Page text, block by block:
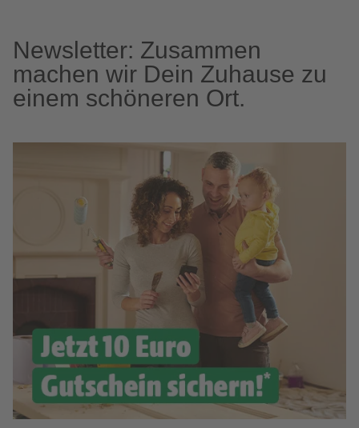
Newsletter: Zusammen
machen wir Dein Zuhause zu
einem schöneren Ort.